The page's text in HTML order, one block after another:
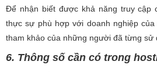
Để nhận biết được khả năng truy cập
thực sự phù hợp với doanh nghiệp
tham khảo của những người đã từng sử
6. Thông số cần có trong